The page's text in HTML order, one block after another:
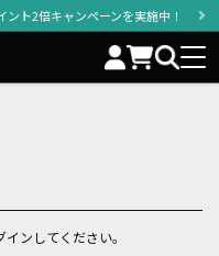
ト2倍キャンペーンを実施中！
ンしてください。